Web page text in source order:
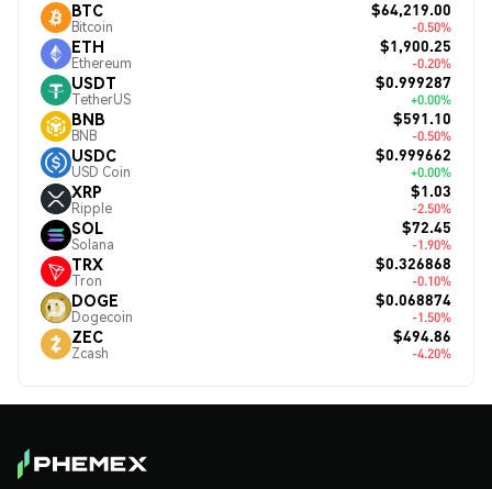
BTC
Bitcoin
$64,219.00
-0.50%
ETH
Ethereum
$1,900.25
-0.20%
USDT
TetherUS
$0.999287
+0.00%
BNB
BNB
$591.10
-0.50%
USDC
USD Coin
$0.999662
+0.00%
XRP
Ripple
$1.03
-2.50%
SOL
Solana
$72.45
-1.90%
TRX
Tron
$0.326868
-0.10%
DOGE
Dogecoin
$0.068874
-1.50%
ZEC
Zcash
$494.86
-4.20%